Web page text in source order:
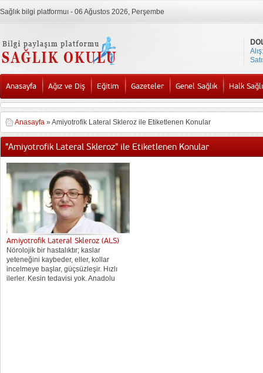
Sağlık bilgi platformuı - 06 Ağustos 2026, Perşembe
Alış:
Anasayfa Ağız ve Diş Eğitim Gazeteler Genel Sağlık Halk
Anasayfa » Amiyotrofik Lateral Skleroz ile Etiketlenen Konular
"Amiyotrofik Lateral Skleroz" ile Etiketlenen Konular
Amiyotrofik Lateral Skleroz (ALS)
Nörolojik bir hastalıktır; kaslar
yeteneğini kaybeder, eller, kollar
incelmeye başlar, güçsüzleşir. Hızlı
ilerler. Kesin tedavisi yok. Anadolu